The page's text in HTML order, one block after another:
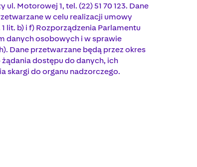
Motorowej 1, tel. (22) 51 70 123. Dane
w celu realizacji umowy
lit. b) i f) Rozporządzenia Parlamentu
danych osobowych i w sprawie
Dane przetwarzane będą przez okres
żądania dostępu do danych, ich
skargi do organu nadzorczego.